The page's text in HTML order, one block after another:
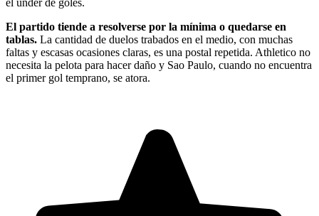
el under de goles.
El partido tiende a resolverse por la mínima o quedarse en
tablas. La cantidad de duelos trabados en el medio, con muchas
faltas y escasas ocasiones claras, es una postal repetida. Athletico no
necesita la pelota para hacer daño y Sao Paulo, cuando no encuentra
el primer gol temprano, se atora.